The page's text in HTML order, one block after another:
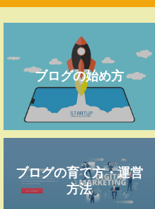
ブログの始め方
ブログの育て方・運営
方法